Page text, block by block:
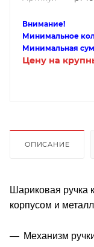
Внимание!
Минимальное
Минимальная
Цену на
ОПИСАНИЕ
Шариковая ручка
корпусом и
Механизм